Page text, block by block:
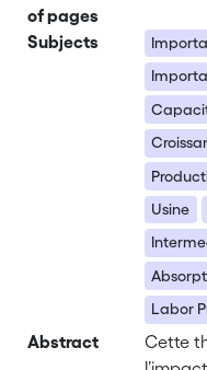
of pages
Subjects
Usine
Labor
Abstract
Cette